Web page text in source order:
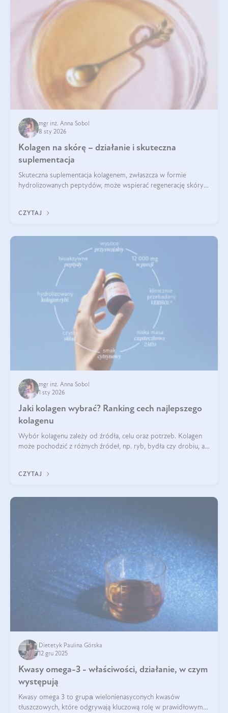
mgr inż. Anna Sobol
8 sty 2026
Kolagen na skórę – działanie i skuteczna
suplementacja
Skuteczna suplementacja kolagenem, zwłaszcza w formie
hydrolizowanych peptydów, może wspierać regenerację skóry i
CZYTAJ
mgr inż. Anna Sobol
1 sty 2026
Jaki kolagen wybrać? Ranking cech najlepszego
kolagenu
Wybór kolagenu zależy od źródła, celu oraz potrzeb. Kolagen
może pochodzić z różnych źródeł, np. ryb, bydła czy drobiu, a
bydlęcy.
CZYTAJ
Dietetyk Paulina Górska
12 gru 2025
Kwasy omega-3 - właściwości, działanie, w czym
występują
Kwasy omega 3 to grupа wielonienasyconych kwasów
tłuszczowych, które odgrywają kluczową rolę w prawidłowym